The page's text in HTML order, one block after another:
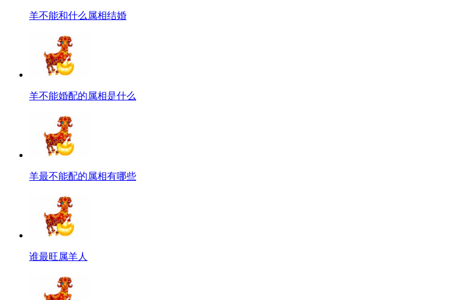
羊不能和什么属相结婚
羊不能婚配的属相是什么
羊最不能配的属相有哪些
谁最旺属羊人